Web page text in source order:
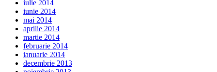
iulie 2014
iunie 2014
mai 2014
aprilie 2014
martie 2014
februarie 2014
ianuarie 2014
decembrie 2013